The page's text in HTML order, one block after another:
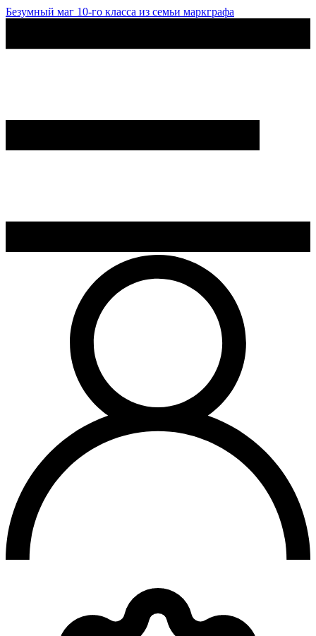
Безумный маг 10-го класса из семьи маркграфа